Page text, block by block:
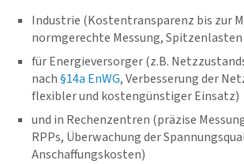
Industrie (Kostentransparenz bis zur
normgerechte Messung,
für Energieversorger (z.B.
nach§14a EnWG, Verbesserung der
flexibler und kostengünstiger Einsatz)
und in Rechenzentren (präzise
RPPs, Überwachung der
Anschaffungskosten)